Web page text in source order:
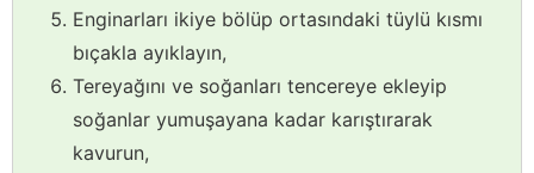
Enginarları ikiye bölüp ortasındaki tüylü kısmı
bıçakla ayıklayın,
Tereyağını ve soğanları tencereye ekleyip
soğanlar yumuşayana kadar karıştırarak
kavurun,